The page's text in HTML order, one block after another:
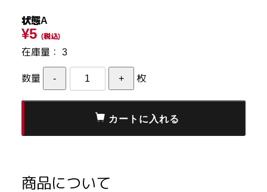
状態A
¥5 (税込)
在庫量： 3
数量 枚
商品について